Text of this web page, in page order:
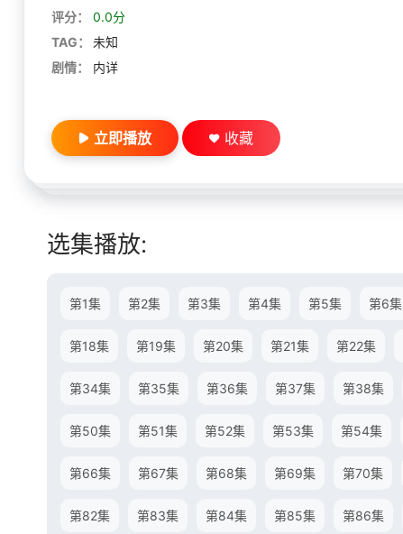
评分：
0.0分
TAG：
未知
剧情：
内详
立即播放 收藏
选集播放:
第1集 第2集 第3集 第4集 第5集 第6集
第18集 第19集 第20集 第21集 第22集
第34集 第35集 第36集 第37集 第38集
第50集 第51集 第52集 第53集 第54集
第66集 第67集 第68集 第69集 第70集
第82集 第83集 第84集 第85集 第86集